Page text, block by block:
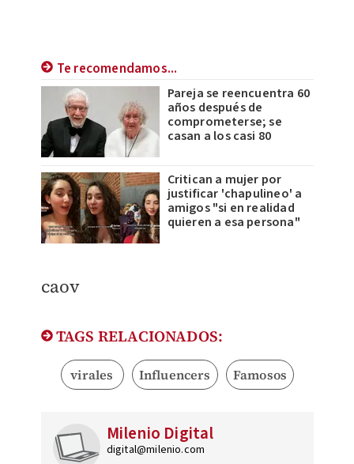
Te recomendamos...
Pareja se reencuentra 60
años después de
comprometerse; se
casan a los casi 80
Critican a mujer por
justificar 'chapulineo' a
amigos "si en realidad
quieren a esa persona"
caov
TAGS RELACIONADOS:
virales Influencers Famosos
Milenio Digital
digital@milenio.com